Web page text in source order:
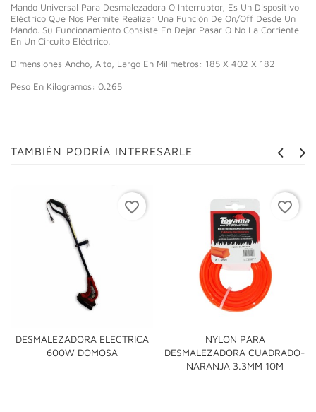
Mando Universal Para Desmalezadora O Interruptor, Es Un Dispositivo
Eléctrico Que Nos Permite Realizar Una Función De On/Off Desde Un
Mando. Su Funcionamiento Consiste En Dejar Pasar O No La Corriente
En Un Circuito Eléctrico.
Dimensiones Ancho, Alto, Largo En Milimetros: 185 X 402 X 182
Peso En Kilogramos: 0.265
TAMBIÉN PODRÍA INTERESARLE
DESMALEZADORA ELECTRICA
600W DOMOSA
favorite_border
NYLON PARA
DESMALEZADORA CUADRADO-
NARANJA 3.3MM 10M
favorite_border